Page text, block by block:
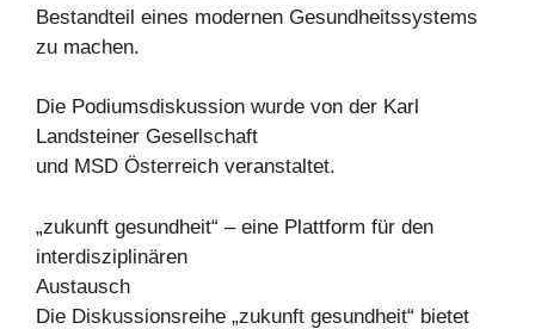
Bestandteil eines modernen Gesundheitssystems
zu machen.
Die Podiumsdiskussion wurde von der Karl
Landsteiner Gesellschaft
und MSD Österreich veranstaltet.
„zukunft gesundheit“ – eine Plattform für den
interdisziplinären
Austausch
Die Diskussionsreihe „zukunft gesundheit“ bietet